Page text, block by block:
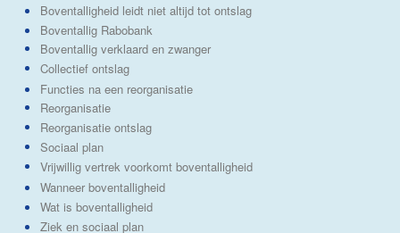
Boventalligheid leidt niet altijd tot ontslag
Boventallig Rabobank
Boventallig verklaard en zwanger
Collectief ontslag
Functies na een reorganisatie
Reorganisatie
Reorganisatie ontslag
Sociaal plan
Vrijwillig vertrek voorkomt boventalligheid
Wanneer boventalligheid
Wat is boventalligheid
Ziek en sociaal plan